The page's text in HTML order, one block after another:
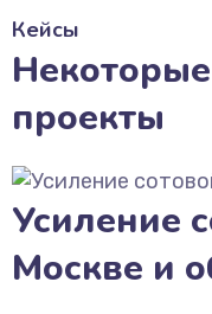
Кейсы
проекты
Усиление
Москве и